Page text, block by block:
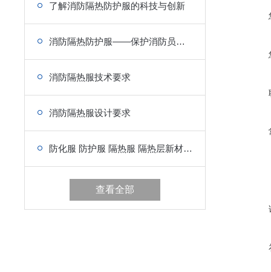
了解消防隔热防护服的科技与创新
消防隔热防护服——保护消防员的生命安全
消防隔热服技术要求
消防隔热服设计要求
防化服 防护服 隔热服 隔热层新材料的研制工艺介绍
查看全部